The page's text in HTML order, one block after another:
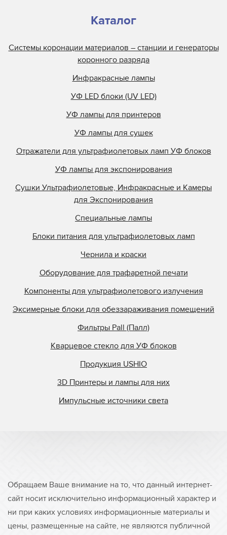
Каталог
Системы коронации материалов – станции и генераторы
коронного разряда
Инфракрасные лампы
УФ LED блоки (UV LED)
УФ лампы для принтеров
УФ лампы для сушек
Отражатели для ультрафиолетовых ламп УФ блоков
УФ лампы для экспонирования
Сушки Ультрафиолетовые, Инфракрасные и Камеры
для Экспонирования
Специальные лампы
Блоки питания для ультрафиолетовых ламп
Чернила и краски
Оборудование для трафаретной печати
Компоненты для ультрафиолетового излучения
Эксимерные блоки для обеззараживания помещений
Фильтры Pall (Палл)
Кварцевое стекло для УФ блоков
Продукция USHIO
3D Принтеры и лампы для них
Импульсные источники света
Обращаем Ваше внимание на то, что данный интернет-
сайт носит исключительно информационный характер и
ни при каких условиях информационные материалы и
цены, размещенные на сайте, не являются публичной